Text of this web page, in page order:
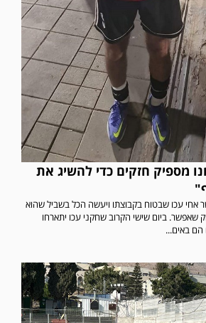
מספיק חזקים כדי להשיג את
אחי עכו שבטוח בקבוצתו ויעשה הכל בשביל שהוא
שאפשר. ביום שישי הקרוב שחקני עכו יתארחו
הם באים...